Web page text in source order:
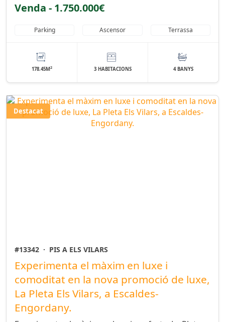
Venda - 1.750.000€
Parking Ascensor Terrassa
178.45M2 3 HABITACIONS 4 BANYS
Destacat
#13342 · PIS A ELS VILARS
Experimenta el màxim en luxe i
comoditat en la nova promoció de luxe,
La Pleta Els Vilars, a Escaldes-
Engordany.